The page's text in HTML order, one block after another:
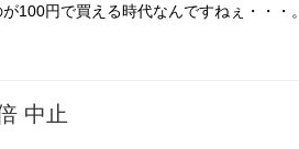
100円で買える時代なんですねぇ・・・。
中止